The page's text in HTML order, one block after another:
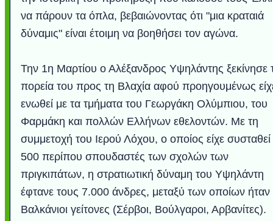
να πάρουν τα όπλα, βεβαιώνοντας ότι "μια κραταιά
δύναμις" είναι έτοιμη να βοηθήσει τον αγώνα.
Την 1η Μαρτίου ο Αλέξανδρος Υψηλάντης ξεκίνησε
πορεία του προς τη Βλαχία αφού προηγουμένως
ενωθεί με τα τμήματα του Γεωργάκη Ολύμπιου, του
Φαρμάκη και πολλών Ελλήνων εθελοντών. Με τη
συμμετοχή του Ιερού Λόχου, ο οποίος είχε
500 περίπου σπουδαστές των σχολών των
πριγκιπάτων, η στρατιωτική δύναμη του Υψηλάντη
έφτανε τους 7.000 άνδρες, μεταξύ των οποίων ήταν
Βαλκάνιοι γείτονες (Σέρβοι, Βούλγαροι, Αρβανίτες).